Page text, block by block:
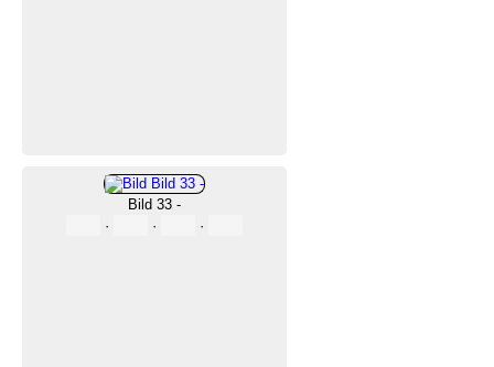
Bild 33 -
·
· ·